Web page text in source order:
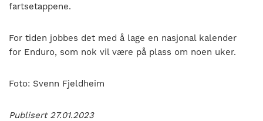
fartsetappene.
For tiden jobbes det med å lage en nasjonal kalender
for Enduro, som nok vil være på plass om noen uker.
Foto: Svenn Fjeldheim
Publisert 27.01.2023